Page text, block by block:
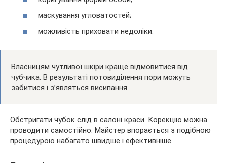
маскування угловатостей;
можливість приховати недоліки.
Власницям чутливої шкіри краще відмовитися від
чубчика. В результаті потовиділення пори можуть
забитися і з’являться висипання.
Обстригати чубок слід в салоні краси. Корекцію можна
проводити самостійно. Майстер впорається з подібною
процедурою набагато швидше і ефективніше.